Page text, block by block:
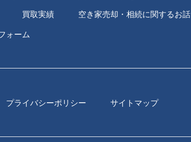
買取実績
空き家売却・相続に関するお話
ォーム
プライバシーポリシー サイトマップ